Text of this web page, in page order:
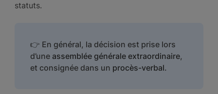
statuts.
👉 En général, la décision est prise lors
d’une assemblée générale extraordinaire,
et consignée dans un procès-verbal.